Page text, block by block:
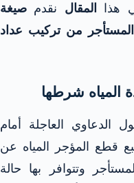
هذا المقال نقدم صيغة
من تركيب عداد
المياه شرطها
الدعاوي العاجلة أمام
قطع المؤجر المياه عن
وتتوافر بها حالة